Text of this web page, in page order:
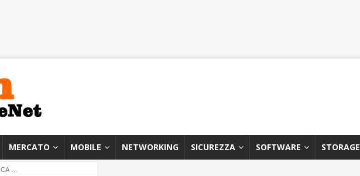
MERCATO MOBILE NETWORKING SICUREZZA SOFTWARE STORAGE